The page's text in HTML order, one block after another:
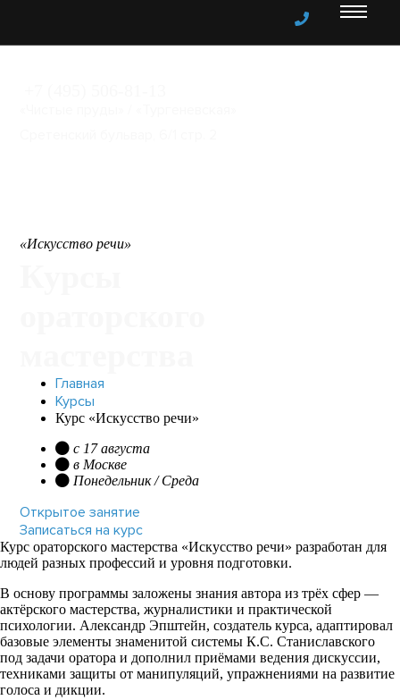
Меню
«Искусство речи»
Главная
Курсы
Курс «Искусство речи»
с 17 августа
в Москве
Понедельник / Среда
Открытое занятие
Записаться на курс
Курс ораторского мастерства «Искусство речи» разработан для
людей разных профессий и уровня подготовки.
В основу программы заложены знания автора из трёх сфер —
актёрского мастерства, журналистики и практической
психологии. Александр Эпштейн, создатель курса, адаптировал
базовые элементы знаменитой системы К.С. Станиславского
под задачи оратора и дополнил приёмами ведения дискуссии,
техниками защиты от манипуляций, упражнениями на развитие
голоса и дикции.